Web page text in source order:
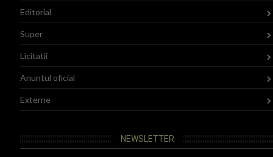
Editorial
Super
Licitatii
Anuntul oficial
Externe
NEWSLETTER